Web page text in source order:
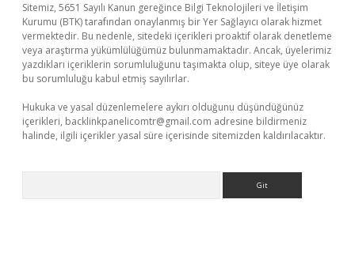
Sitemiz, 5651 Sayılı Kanun gereğince Bilgi Teknolojileri ve İletişim
Kurumu (BTK) tarafından onaylanmış bir Yer Sağlayıcı olarak hizmet
vermektedir. Bu nedenle, sitedeki içerikleri proaktif olarak denetleme
veya araştırma yükümlülüğümüz bulunmamaktadır. Ancak, üyelerimiz
yazdıkları içeriklerin sorumluluğunu taşımakta olup, siteye üye olarak
bu sorumluluğu kabul etmiş sayılırlar.
Hukuka ve yasal düzenlemelere aykırı olduğunu düşündüğünüz
içerikleri, backlinkpanelicomtr@gmail.com adresine bildirmeniz
halinde, ilgili içerikler yasal süre içerisinde sitemizden kaldırılacaktır.